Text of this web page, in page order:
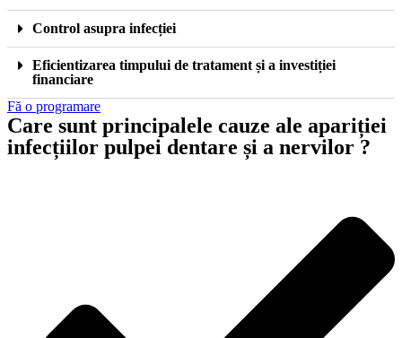
Control asupra infecției
Eficientizarea timpului de tratament și a investiției
financiare
Fă o programare
Care sunt principalele cauze ale apariției
infecțiilor pulpei dentare și a nervilor ?